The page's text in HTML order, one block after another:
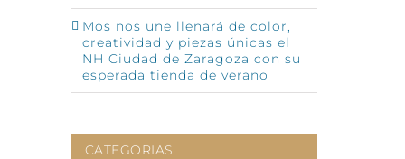
Mos nos une llenará de color,
creatividad y piezas únicas el
NH Ciudad de Zaragoza con su
esperada tienda de verano
CATEGORIAS